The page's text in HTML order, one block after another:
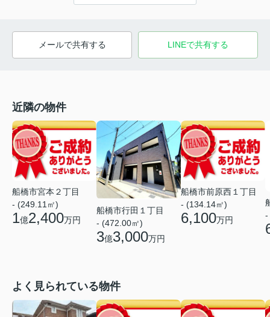
メールで共有する LINEで共有する
近隣の物件
船橋市宮本２丁目
- (249.11㎡)
1億2,400万円
船橋市行田１丁目
- (472.00㎡)
3億3,000万円
船橋市前原西１丁目
- (134.14㎡)
6,100万円
-
よく見られている物件